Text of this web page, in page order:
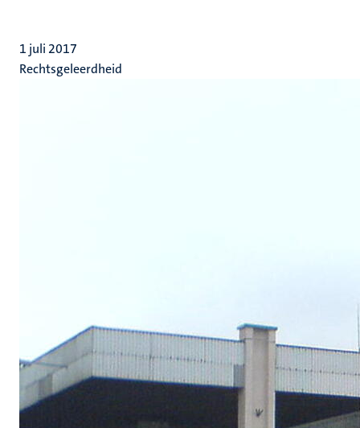
1 juli 2017
Rechtsgeleerdheid